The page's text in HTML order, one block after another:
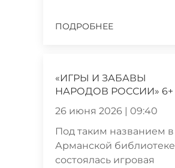
ПОДРОБНЕЕ
«ИГРЫ И ЗАБАВЫ
НАРОДОВ РОССИИ» 6+
26 июня 2026 | 09:40
Под таким названием в
Арманской библиотеке
состоялась игровая